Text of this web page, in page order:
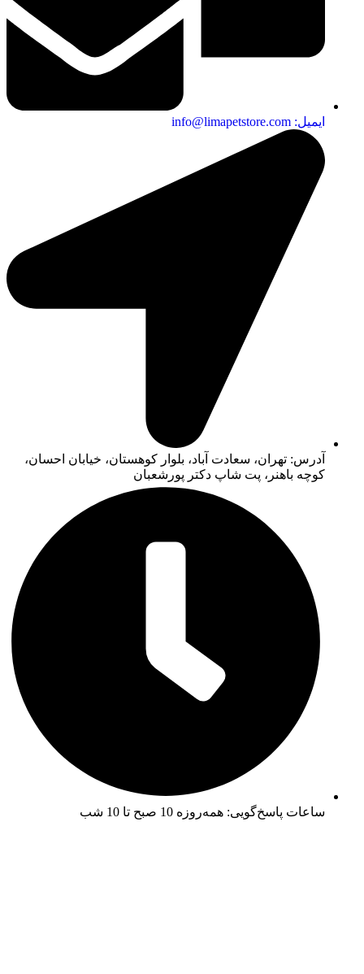
ایمیل: info@limapetstore.com
آدرس: تهران، سعادت آباد، بلوار کوهستان، خیابان احسان،
کوچه باهنر، پت شاپ دکتر پورشعبان
ساعات پاسخ‌گویی: همه‌روزه 10 صبح تا 10 شب